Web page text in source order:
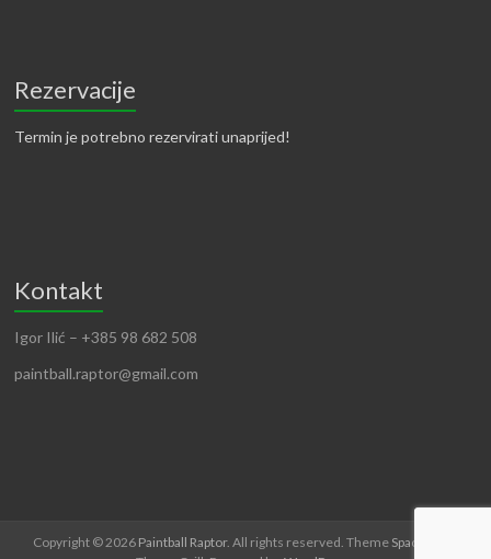
Rezervacije
Termin je potrebno rezervirati unaprijed!
Kontakt
Igor Ilić – +385 98 682 508
paintball.raptor@gmail.com
Copyright © 2026 Paintball Raptor. All rights reserved. Theme Spacious